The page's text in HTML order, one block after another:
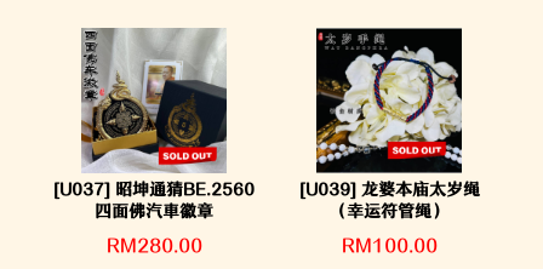
[U037] 昭坤通猜BE.2560
四面佛汽車徽章
RM280.00
[U039] 龙婆本庙太岁绳
（幸运符管绳）
RM100.00